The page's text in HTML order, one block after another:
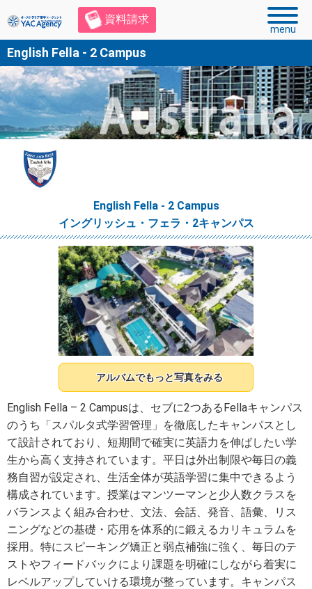
資料請求
menu
English Fella - 2 Campus
English Fella - 2 Campus
イングリッシュ・フェラ・2キャンパス
アルバムでもっと写真をみる
English Fella – 2 Campusは、セブに2つあるFellaキャンパス
のうち「スパルタ式学習管理」を徹底したキャンパスとし
て設計されており、短期間で確実に英語力を伸ばしたい学
生から高く支持されています。平日は外出制限や毎日の義
務自習が設定され、生活全体が英語学習に集中できるよう
構成されています。授業はマンツーマンと少人数クラスを
バランスよく組み合わせ、文法、会話、発音、語彙、リス
ニングなどの基礎・応用を体系的に鍛えるカリキュラムを
採用。特にスピーキング矯正と弱点補強に強く、毎日のテ
ストやフィードバックにより課題を明確にしながら着実に
レベルアップしていける環境が整っています。キャンパス